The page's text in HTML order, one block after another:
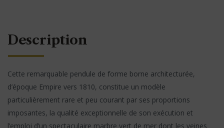
Description
Cette remarquable pendule de forme borne architecturée,
d’époque Empire vers 1810, constitue un modèle
particulièrement rare et peu courant par ses proportions
imposantes, la qualité exceptionnelle de son exécution et
l’emploi d’un spectaculaire marbre vert de mer dont les veines